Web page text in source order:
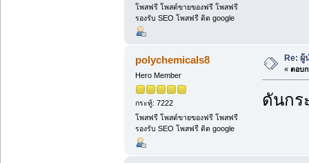
โพสฟรี โพสต์ขายของฟรี โพสฟรี
รองรับ SEO โพสฟรี ติด google
polychemicals8
Hero Member
กระทู้: 7222
โพสฟรี โพสต์ขายของฟรี โพสฟรี
รองรับ SEO โพสฟรี ติด google
Re: ผู้
« ตอบก
ดันกร